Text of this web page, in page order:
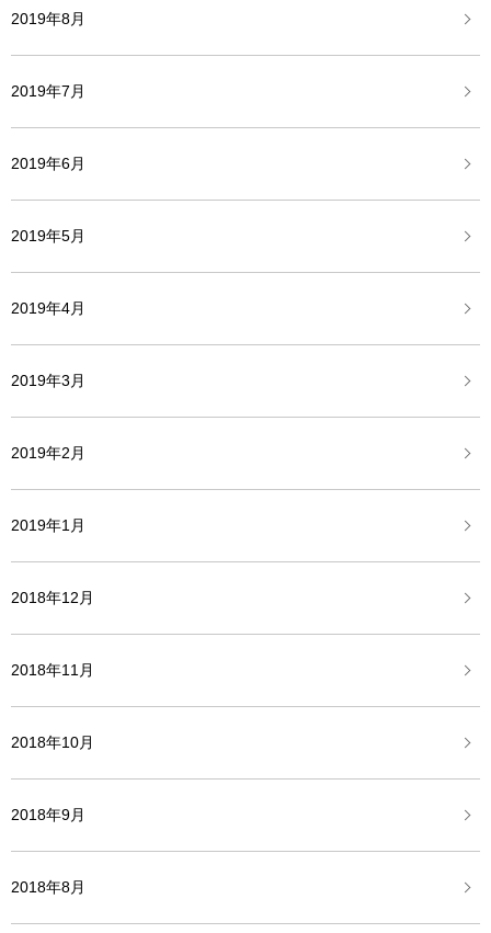
2019年8月
2019年7月
2019年6月
2019年5月
2019年4月
2019年3月
2019年2月
2019年1月
2018年12月
2018年11月
2018年10月
2018年9月
2018年8月